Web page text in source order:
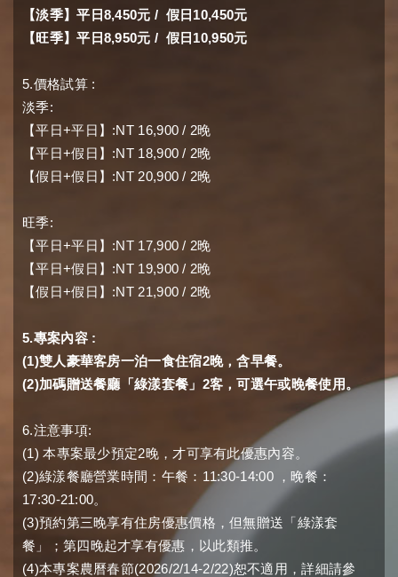
【淡季】平日8,450元 / 假日 10,450元
【旺季】平日8,950元 / 假日 10,950元
5.價格試算:
淡季:
【平日+平日 】 :NT 16,900 / 2晚
【平日+假日 】 :NT 18,900 / 2晚
【假日+假日 】 :NT 20,900 / 2晚
旺季:
【平日+平日 】 :NT 17,900 / 2晚
【平日+假日 】 :NT 19,900 / 2晚
【假日+假日 】 :NT 21,900 / 2晚
5.專案內容:
(1)雙人豪華客房一泊一食住宿2晚，含早餐。
(2)加碼贈送餐廳「綠漾套餐」 2客，可選午或晚餐使用。
6.注意事項:
(1)本專案最少預定2晚，才可享有此優惠內容。
(2)綠漾餐廳營業時間：午餐： 11:30-14:00 ，晚餐：
17:30-21:00。
(3)預約第三晚享有住房優惠價格，但無贈送「綠漾套
餐」
；第四晚起才享有優惠，以此類推。
(4)本專案農曆春節(2026/2/14-2/22)恕不適用，詳細請參